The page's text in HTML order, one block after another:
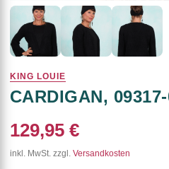
KING LOUIE
CARDIGAN,
129,95 €
inkl. MwSt. zzgl. Versandkosten